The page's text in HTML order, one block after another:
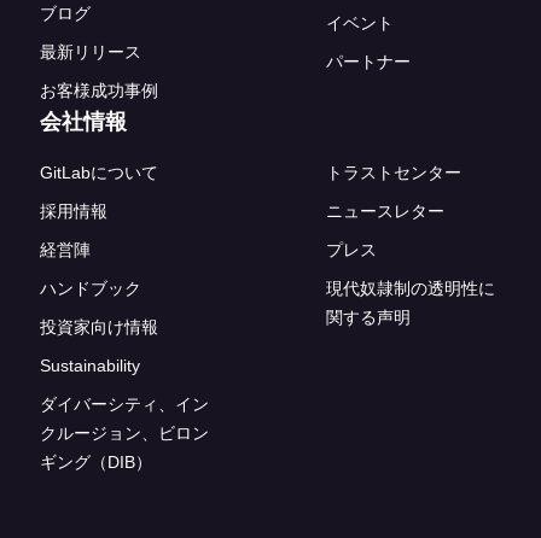
ブログ
最新リリース
お客様成功事例
イベント
パートナー
会社情報
GitLabについて
採用情報
経営陣
ハンドブック
投資家向け情報
Sustainability
ダイバーシティ、イン
クルージョン、ビロン
ギング（DIB）
トラストセンター
ニュースレター
プレス
現代奴隷制の透明性に
関する声明